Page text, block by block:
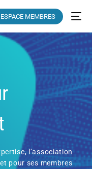
ESPACE MEMBRES
l’association
pour ses membres